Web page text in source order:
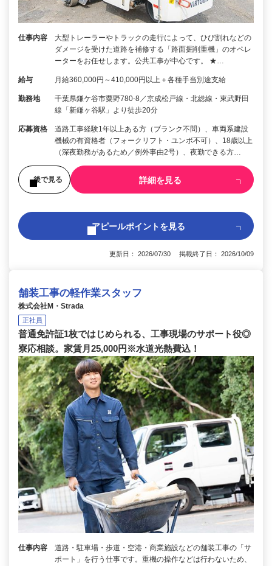
仕事内容
大型トレーラーやトラックの走行によって、ひび割れなどの
ダメージを受けた道路を補修する「路面掘削重機」のオペレ
ーターをお任せします。公共工事が中心です。 ★…
給与 月給360,000円～410,000円以上＋各種手当別途支給
勤務地
千葉県鎌ケ谷市粟野780-8／京成松戸線・北総線・東武野田
線「新鎌ヶ谷駅」より徒歩20分
応募資格
道路工事経験1年以上ある方（ブランク不問）、車両系建設
機械の有資格者（フォークリフト・ユンボ不可）、18歳以上
（深夜勤務があるため／例外事由2号）、夜勤できる方…
後で見る 詳細を見る
アピールポイントを見る
更新日： 2026/07/30 掲載終了日： 2026/10/09
舗装工事の軽作業スタッフ
株式会社M・Strada
正社員
普通免許証1枚ではじめられる、工事現場のサポート役◎
寮応相談。家賃月25,000円※水道光熱費込！
仕事内容
道路・駐車場・歩道・空港・商業施設などの舗装工事の「サ
ポート」を行う仕事です。重機の操作などは行わないため、